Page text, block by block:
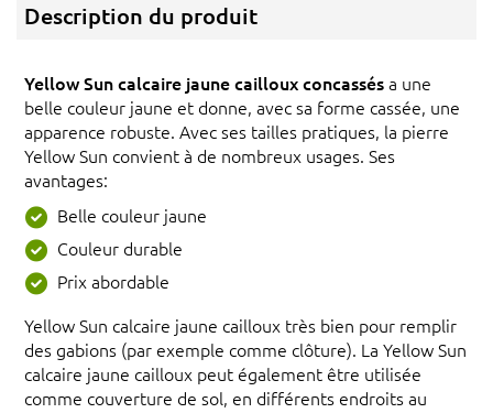
Description du produit
Yellow Sun calcaire jaune cailloux concassésa une
belle couleur jaune et donne, avec sa forme cassée, une
apparence robuste. Avec ses tailles pratiques, la pierre
Yellow Sun convient à de nombreux usages. Ses
avantages:
Belle couleur jaune
Couleur durable
Prix abordable
Yellow Sun calcaire jaune cailloux très bien pour remplir
des gabions (par exemple comme clôture). La Yellow Sun
calcaire jaune cailloux peut également être utilisée
comme couverture de sol, en différents endroits au